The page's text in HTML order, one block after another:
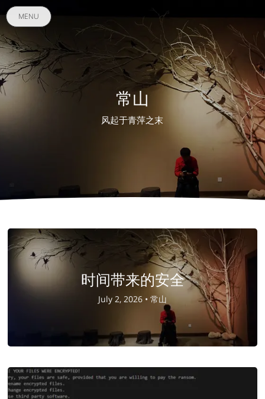
MENU
常山
风起于青萍之末
时间带来的安全
July 2, 2026 • 常山